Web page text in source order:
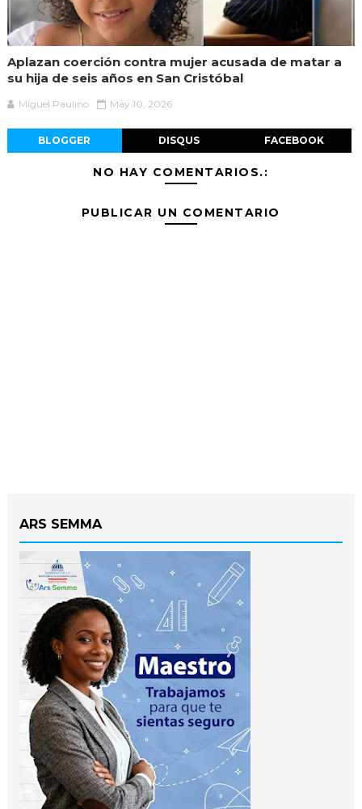
Aplazan coerción contra mujer acusada de matar a
su hija de seis años en San Cristóbal
Miguel Paulino May 10, 2026
BLOGGER DISQUS FACEBOOK
NO HAY COMENTARIOS.:
PUBLICAR UN COMENTARIO
ARS SEMMA